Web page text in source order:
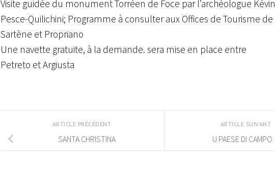
Visite guidée du monument Torréen de Foce par l’archéologue Kévin
Pesce-Quilichini; Programme à consulter aux Offices de Tourisme de
Sartène et Propriano
Une navette gratuite, à la demande. sera mise en place entre
Petreto et Argiusta
ARTICLE SUIVANT
U PAESE DI CAMPO
ARTICLE PRÉCÉDENT
SANTA CHRISTINA